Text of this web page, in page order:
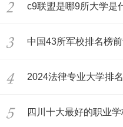
名
c9联盟是哪9所大学是
学
中国43所军校排名榜
所
2024法律专业大学排
比
四川十大最好的职业